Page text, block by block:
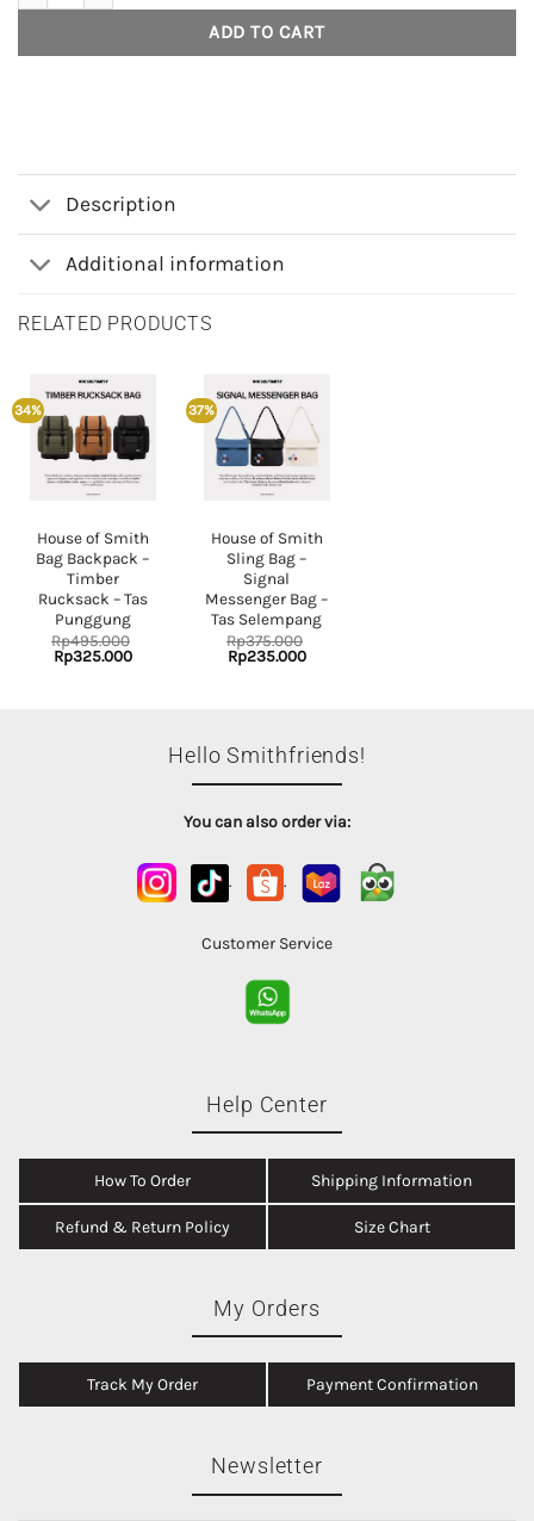
ADD TO CART
Description
Additional information
RELATED PRODUCTS
34%
House of Smith
Bag Backpack –
Timber
Rucksack – Tas
Punggung
Rp495.000
Original
price
Rp325.000Current
37%
House of Smith
Sling Bag –
Signal
Messenger Bag –
Tas Selempang
Rp375.000
Original
price
Rp235.000Current
Hello Smithfriends!
You can also order via:
. .
Customer Service
Help Center
How To Order Shipping Information
Refund & Return Policy Size Chart
My Orders
Track My Order Payment Confirmation
Newsletter